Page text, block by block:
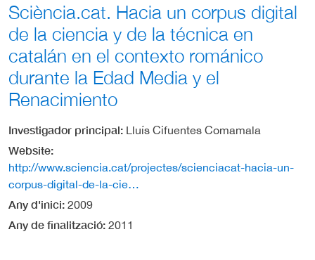
Sciència.cat. Hacia un corpus digital
de la ciencia y de la técnica en
catalán en el contexto románico
durante la Edad Media y el
Renacimiento
Investigador principal Lluís Cifuentes Comamala
Website
http://www.sciencia.cat/projectes/scienciacat-hacia-un-
corpus-digital-de-la-cie…
Any d'inici 2009
Any de finalització 2011